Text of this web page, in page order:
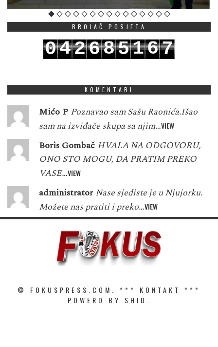
BROJAČ POSJETA
042685167
KOMENTARI
Mićo P Poznavao sam Sašu Raonića.Išao
sam na izviđače skupa sa njim…VIEW
Boris Gombač HVALA NA ODGOVORU,
ONO STO MOGU, DA PRATIM PREKO
VASE…VIEW
administrator Nase sjediste je u Njujorku.
Možete nas pratiti i preko…VIEW
© FOKUSPRESS.COM. *** KONTAKT
***
POWERD BY SHID.